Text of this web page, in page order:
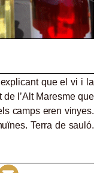
que el vi i la
l’Alt Maresme que
camps eren vinyes.
Terra de sauló.